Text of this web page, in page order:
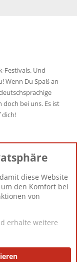
Festivals. Und
Wenn Du Spaß an
doch bei uns. Es ist
dich!
12.427
Berlin
Impressum
diese Website
den Komfort bei
von
erhalte weitere